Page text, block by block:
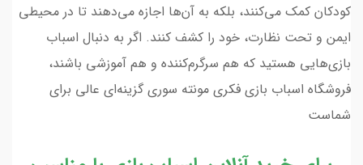
کودکان کمک می‌کنند، بلکه به آن‌ها اجازه می‌دهند تا در محیطی
ایمن و تحت نظارت، خود را کشف کنند. اگر به دنبال اسباب
بازی‌هایی هستید که هم سرگرم‌کننده و هم آموزشی باشند،
فروشگاه اسباب بازی فکری مونته سوری گزینه‌ای عالی برای
شماست